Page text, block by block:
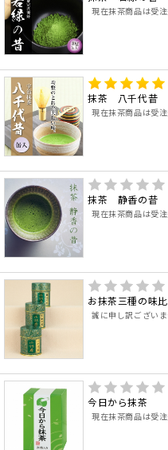
現在抹茶商品は受
抹茶 八千代昔
現在抹茶商品は受
抹茶 静香の昔
現在抹茶商品は受
お抹茶三種の味
誠に申し訳ござい
今日から抹茶
現在抹茶商品は受